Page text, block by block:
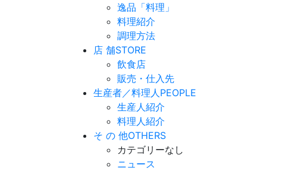
逸品「料理」
料理紹介
調理方法
店 舗STORE
飲食店
販売・仕入先
生産者／料理人PEOPLE
生産人紹介
料理人紹介
そ の 他OTHERS
カテゴリーなし
ニュース